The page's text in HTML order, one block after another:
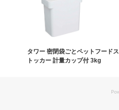
タワー 密閉袋ごとペットフードス
トッカー 計量カップ付 3kg